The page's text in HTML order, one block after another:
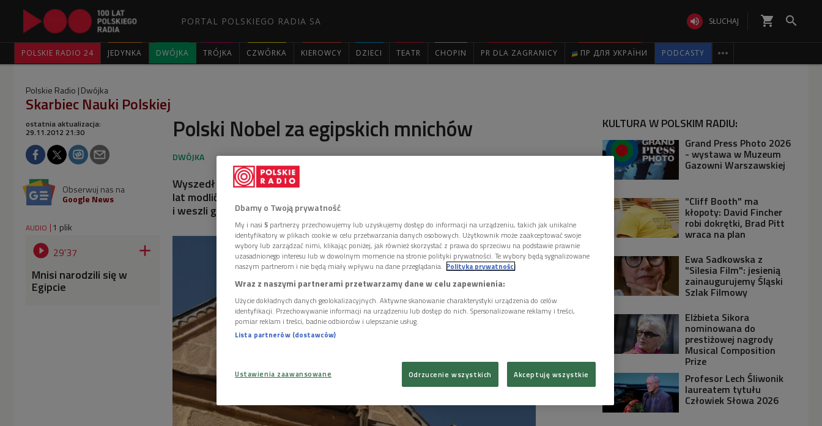
PORTAL POLSKIEGO RADIA SA  SŁUCHAJ shopping_cart 
POLSKIE RADIO 24 JEDYNKA DWÓJKA TRÓJKA CZWÓRKA KIEROWCY DZIECI TEATR CHOPIN PR DLA ZAGRANICY ПР ДЛЯ УКРАЇНИ PODCASTY 
Polskie Radio Dwójka
Skarbiec Nauki Polskiej
Polski Nobel za egipskich mnichów
ostatnia aktualizacja:
29.11.2012 21:30
Obserwuj nas na
Google News
Wyszedł z rodzinnej wioski, zamknął się w pustelni, by przez dwadzieścia
lat modlić się i uprawiać ascezę. W końcu inni nie wytrzymali, rozwalili bramy
i weszli go zobaczyć.
AUDIO 1 plik
 29'37 
Mnisi narodzili się w
Egipcie
KULTURA W POLSKIM RADIU:
Grand Press Photo 2026
- wystawa w Muzeum
Gazowni Warszawskiej
"Cliff Booth" ma
kłopoty: David Fincher
robi dokrętki, Brad Pitt
wraca na plan
Ewa Sadkowska z
"Silesia Film": jesienią
zainaugurujemy Śląski
Szlak Filmowy
Elżbieta Sikora
nominowana do
prestiżowej nagrody
Musical Composition
Prize
Profesor Lech Śliwonik
laureatem tytułu
Człowiek Słowa 2026
Dbamy o Twoją prywatność
My i nasi 5 partnerzy przechowujemy lub uzyskujemy dostęp do informacji na urządzeniu, takich jak unikalne
identyfikatory w plikach cookie w celu przetwarzania danych osobowych. Użytkownik może zaakceptować swoje
wybory lub zarządzać nimi, klikając poniżej, jak również skorzystać z prawa do sprzeciwu na podstawie prawnie
uzasadnionego interesu lub w dowolnym momencie na stronie polityki prywatności. Te wybory będą sygnalizowane
naszym partnerom i nie będą miały wpływu na dane przeglądania. Polityka prywatności
Wraz z naszymi partnerami przetwarzamy dane w celu zapewnienia:
Użycie dokładnych danych geolokalizacyjnych. Aktywne skanowanie charakterystyki urządzenia do celów
identyfikacji. Przechowywanie informacji na urządzeniu lub dostęp do nich. Spersonalizowane reklamy i treści,
pomiar reklam i treści, badnie odbiorców i ulepszanie usług.
Lista partnerów (dostawców)
Ustawienia zaawansowane Odrzucenie wszystkich Akceptuję wszystkie